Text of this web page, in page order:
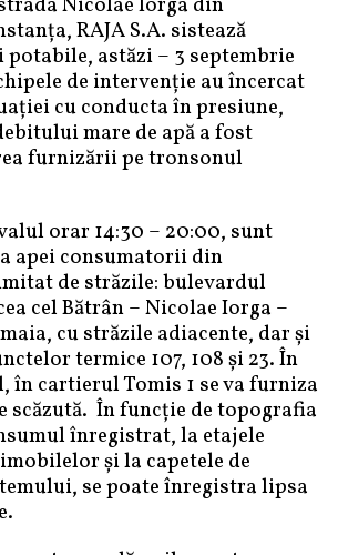
RAJA S.A. sistează
astăzi – 3 septembrie
de intervenție au încercat
cu conducta în presiune,
mare de apă a fost
furnizării pe tronsonul
orar 14:30 – 20:00, sunt
apei consumatorii din
de străzile: bulevardul
cel Bătrân – Nicolae Iorga –
cu străzile adiacente, dar și
termice 107, 108 și 23. În
în cartierul Tomis 1 se va furniza
scăzută. În funcție de topografia
înregistrat, la etajele
și la capetele de
se poate înregistra lipsa